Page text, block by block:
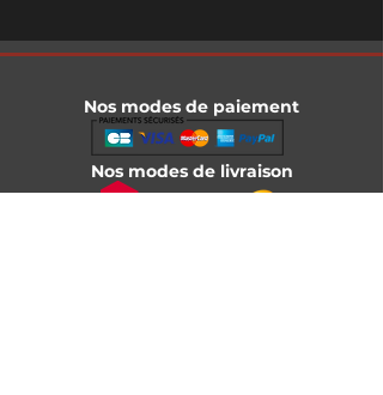
Nos modes de paiement
Nos modes de livraison